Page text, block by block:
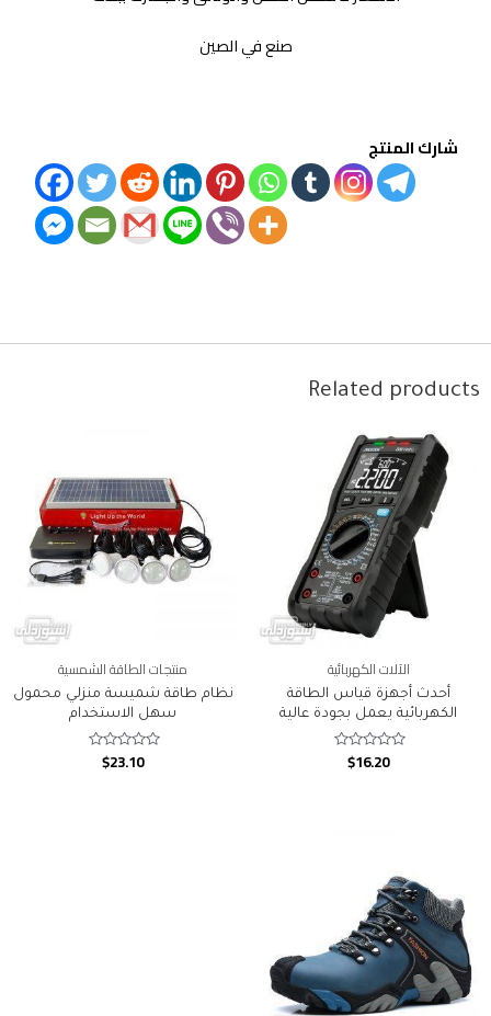
صنع في الصين
شارك المنتج
Related products
الآلات الكهربائية
أحدث أجهزة قياس الطاقة
الكهربائية يعمل بجودة عالية
Rated
$16.20
منتجات الطاقة الشمسية
نظام طاقة شميسة منزلي محمول
سهل الاستخدام
Rated
$23.10